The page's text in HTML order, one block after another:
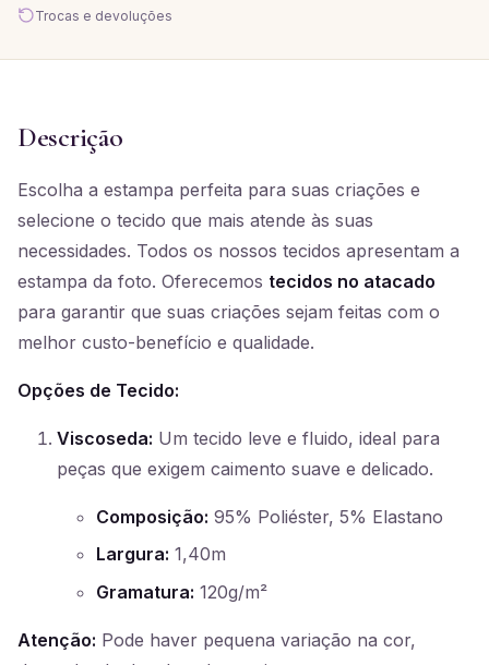
Trocas e devoluções
Descrição
Escolha a estampa perfeita para suas criações e
selecione o tecido que mais atende às suas
necessidades. Todos os nossos tecidos apresentam a
estampa da foto. Oferecemos tecidos no atacado
para garantir que suas criações sejam feitas com o
melhor custo-benefício e qualidade.
Opções de Tecido:
Viscoseda: Um tecido leve e fluido, ideal para
peças que exigem caimento suave e delicado.
Composição: 95% Poliéster, 5% Elastano
Largura: 1,40m
Gramatura: 120g/m²
Atenção: Pode haver pequena variação na cor,